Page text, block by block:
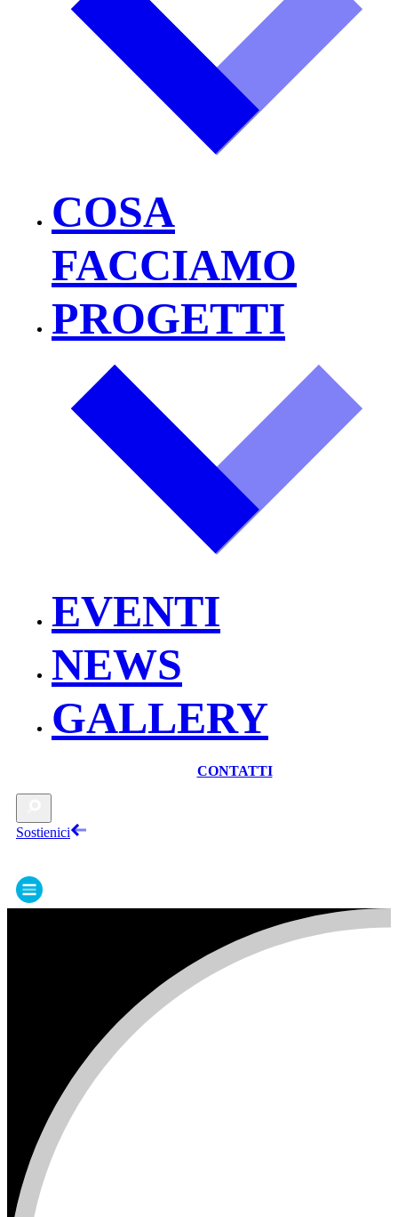
COSA
FACCIAMO
PROGETTI
EVENTI
NEWS
GALLERY
CONTATTI
Sostienici